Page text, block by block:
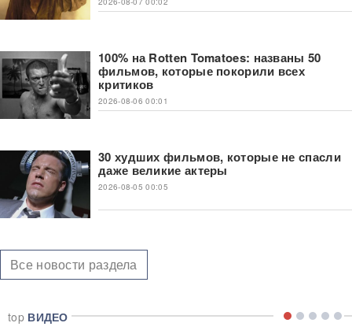
100% на Rotten Tomatoes: названы 50
фильмов, которые покорили всех
критиков
2026-08-06 00:01
30 худших фильмов, которые не спасли
даже великие актеры
2026-08-05 00:05
Все новости раздела
top ВИДЕО